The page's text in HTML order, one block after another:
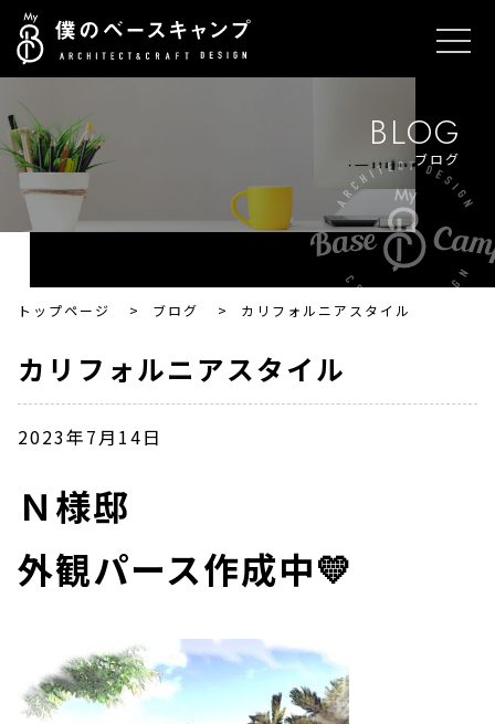
BLOG
ブログ
トップページ > ブログ > カリフォルニアスタイル
カリフォルニアスタイル
2023年7月14日
Ｎ様邸
外観パース作成中💛